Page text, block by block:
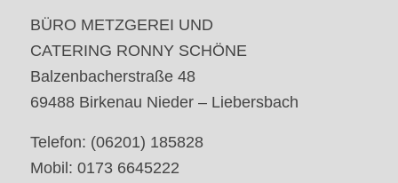
BÜRO METZGEREI UND
CATERING RONNY SCHÖNE
Balzenbacherstraße 48
69488 Birkenau Nieder – Liebersbach
Telefon: (06201) 185828
Mobil: 0173 6645222